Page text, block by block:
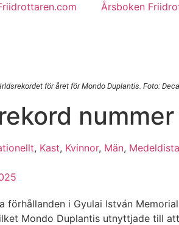
Årsboken
för året för Mondo Duplantis. Foto:
nummer
, Kast, Kvinnor, Män,
förhållanden i Gyulai István
Mondo Duplantis utnyttjade till